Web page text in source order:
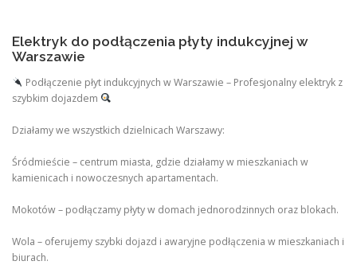
Elektryk do podłączenia płyty indukcyjnej w
Warszawie
Podłączenie płyt indukcyjnych w Warszawie – Profesjonalny elektryk z
szybkim dojazdem
Działamy we wszystkich dzielnicach Warszawy:
Śródmieście – centrum miasta, gdzie działamy w mieszkaniach w
kamienicach i nowoczesnych apartamentach.
Mokotów – podłączamy płyty w domach jednorodzinnych oraz blokach.
Wola – oferujemy szybki dojazd i awaryjne podłączenia w mieszkaniach i
biurach.